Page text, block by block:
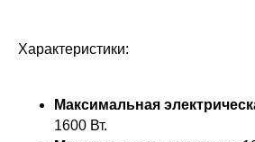
Характеристики:
Максимальная
1600 Вт.